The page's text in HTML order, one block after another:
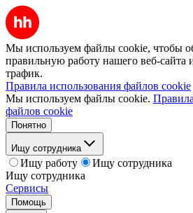
Мы используем файлы cookie, чтобы
правильную работу нашего веб-сайта
трафик.
Правила использования файлов cookie
Мы используем файлы cookie.
файлов cookie
Понятно
Ищу сотрудника
Ищу работу
Ищу сотрудника
Ищу сотрудника
Сервисы
Помощь